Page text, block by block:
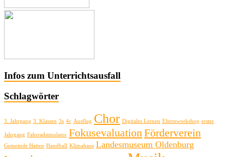
Infos zum Unterrichtsausfall
Schlagwörter
3. Jahrgang 3. Klassen 3s 4c Ausflug Chor Digitales Lernen Elternworkshop erster
Jahrgang Fahrradsimulator Fokusevaluation Förderverein
Gemeinde Hatten Handball Klimahaus Landesmuseum Oldenburg